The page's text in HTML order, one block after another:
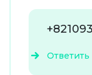
Ответить